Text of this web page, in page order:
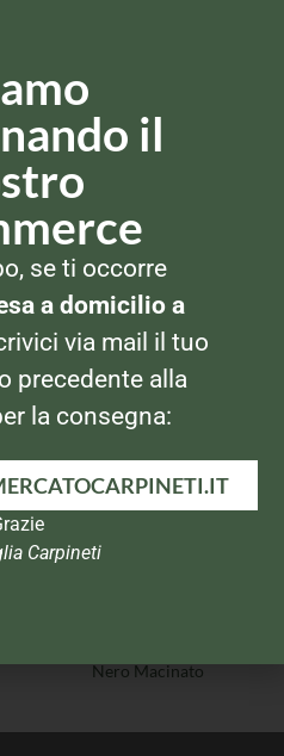
SPEZIE E AROMI
Cannamela Serie Oro
Cannella Macinata
Nero Macinato
il
se ti occorre
a domicilio a
via mail il tuo
precedente alla
la consegna:
Carpineti